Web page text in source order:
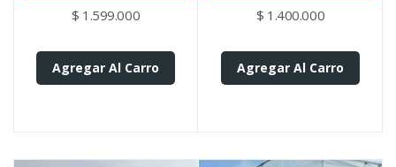
$ 1.599.000
Agregar Al Carro
$ 1.400.000
Agregar Al Carro